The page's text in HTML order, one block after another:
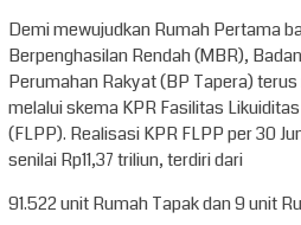
Demi mewujudkan Rumah Pertama
Berpenghasilan Rendah (MBR),
Perumahan Rakyat (BP Tapera)
melalui skema KPR Fasilitas
(FLPP). Realisasi KPR FLPP per 30
senilai Rp11,37 triliun, terdiri dari
91.522 unit Rumah Tapak dan 9 unit